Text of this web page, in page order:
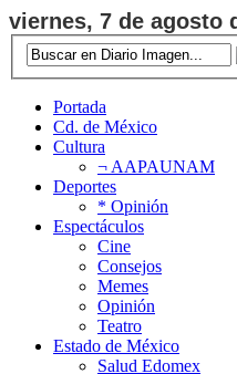
viernes, 7 de agosto
Portada
Cd. de México
Cultura
¬ AAPAUNAM
Deportes
* Opinión
Espectáculos
Cine
Consejos
Memes
Opinión
Teatro
Estado de México
Salud Edomex